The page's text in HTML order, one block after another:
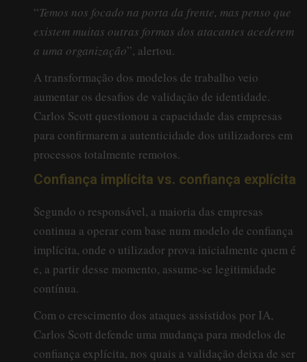
“Temos nos focado na porta da frente, mas penso que
existem muitas outras formas dos atacantes acederem
a uma organização”, alertou.
A transformação dos modelos de trabalho veio
aumentar os desafios de validação de identidade.
Carlos Scott questionou a capacidade das empresas
para confirmarem a autenticidade dos utilizadores em
processos totalmente remotos.
Confiança implícita vs. confiança explícita
Segundo o responsável, a maioria das empresas
continua a operar com base num modelo de confiança
implícita, onde o utilizador prova inicialmente quem é
e, a partir desse momento, assume-se legitimidade
contínua.
Com o crescimento dos ataques assistidos por IA,
Carlos Scott defende uma mudança para modelos de
confiança explícita, nos quais a validação deixa de ser